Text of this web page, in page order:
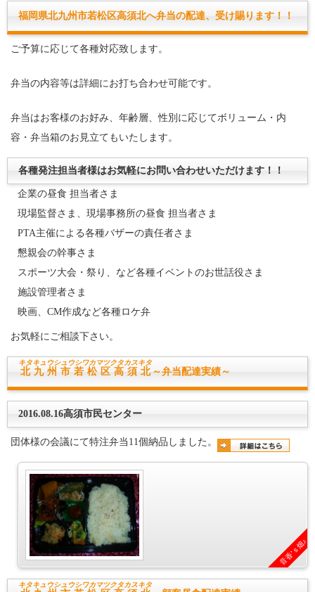
福岡県北九州市若松区高須北へ弁当の配達、受け賜ります！！
ご予算に応じて各種対応致します。
弁当の内容等は詳細にお打ち合わせ可能です。
弁当はお客様のお好み、年齢層、性別に応じてボリューム・内
容・弁当箱のお見立てもいたします。
各種発注担当者様はお気軽にお問い合わせいただけます！！
企業の昼食 担当者さま
現場監督さま、現場事務所の昼食 担当者さま
PTA主催による各種バザーの責任者さま
懇親会の幹事さま
スポーツ大会・祭り、など各種イベントのお世話役さま
施設管理者さま
映画、CM作成など各種ロケ弁
お気軽にご相談下さい。
北九州市若松区高須北
キタキュウシュウシワカマツクタカスキタ
～弁当配達実績～
2016.08.16高須市民センター
団体様の会議にて特注弁当11個納品しました。
音香’ｓ畑♪
キタキュウシュウシワカマツクタカスキタ